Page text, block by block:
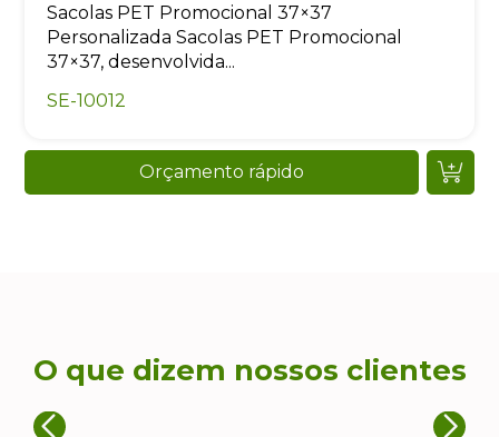
Sacolas PET Promocional 37×37
Personalizada Sacolas PET Promocional
37×37, desenvolvida...
SE-10012
Orçamento rápido
O que dizem nossos clientes